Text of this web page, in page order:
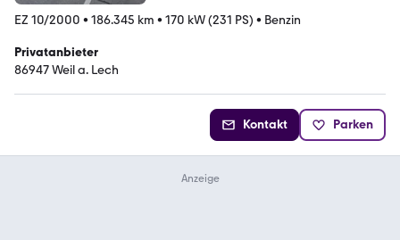
EZ 10/2000 • 186.345 km • 170 kW (231 PS) • Benzin
Privatanbieter
86947 Weil a. Lech
Kontakt Parken